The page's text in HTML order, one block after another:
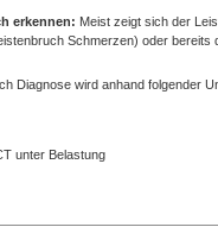
erkennen: Meist zeigt sich der
Schmerzen) oder
Diagnose wird anhand folgender
unter Belastung